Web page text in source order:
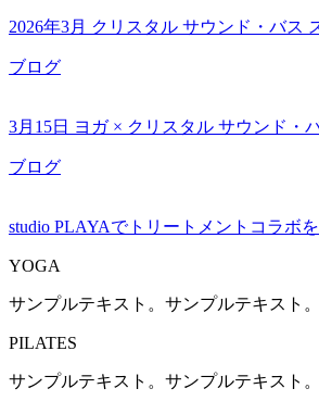
2026年3月 クリスタル サウンド・バス
ブログ
3月15日 ヨガ × クリスタル サウンド・
ブログ
studio PLAYAでトリートメントコラボ
YOGA
サンプルテキスト。サンプルテキスト。
PILATES
サンプルテキスト。サンプルテキスト。